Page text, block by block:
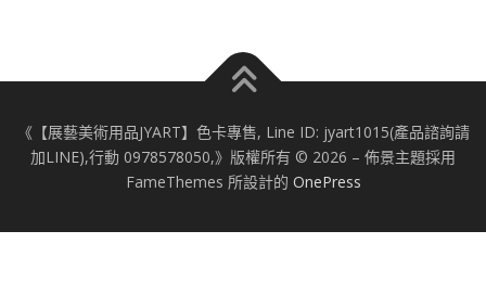
《【展藝美術用品JYART】色卡專售, Line ID: jyart1015(產品諮詢請
加LINE),行動 0978578050,》版權所有 © 2026 – 佈景主題採用
FameThemes 所設計的 OnePress